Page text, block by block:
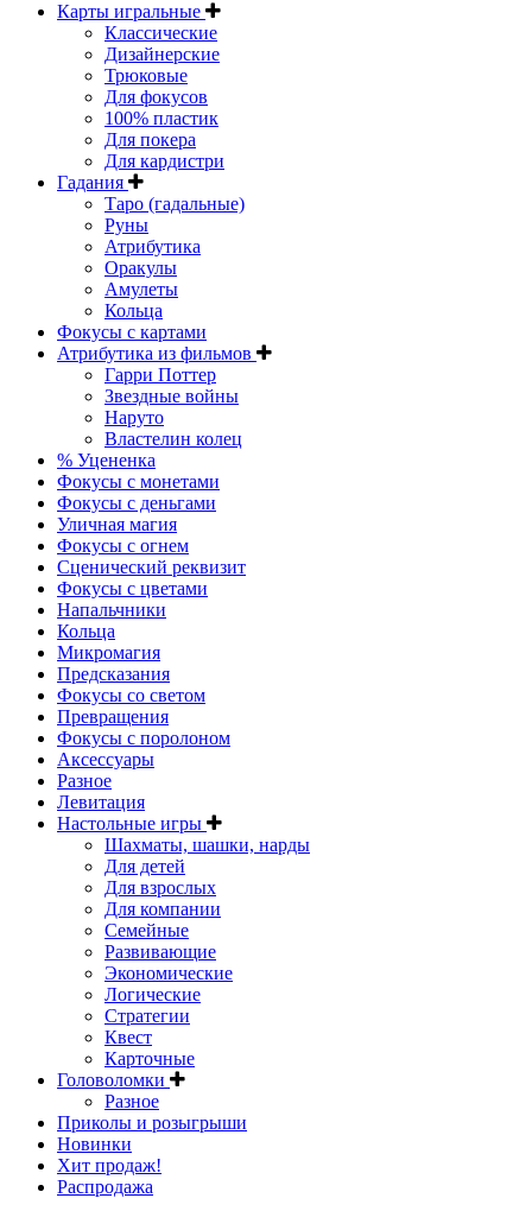
Карты игральные
Классические
Дизайнерские
Трюковые
Для фокусов
100% пластик
Для покера
Для кардистри
Гадания
Таро (гадальные)
Руны
Атрибутика
Оракулы
Амулеты
Кольца
Фокусы с картами
Атрибутика из фильмов
Гарри Поттер
Звездные войны
Наруто
Властелин колец
% Уцененка
Фокусы с монетами
Фокусы с деньгами
Уличная магия
Фокусы с огнем
Сценический реквизит
Фокусы с цветами
Напальчники
Кольца
Микромагия
Предсказания
Фокусы со светом
Превращения
Фокусы с поролоном
Аксессуары
Разное
Левитация
Настольные игры
Шахматы, шашки, нарды
Для детей
Для взрослых
Для компании
Семейные
Развивающие
Экономические
Логические
Стратегии
Квест
Карточные
Головоломки
Разное
Приколы и розыгрыши
Новинки
Хит продаж!
Распродажа